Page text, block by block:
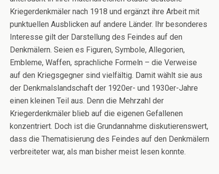
Kriegerdenkmäler nach 1918 und ergänzt ihre Arbeit mit
punktuellen Ausblicken auf andere Länder. Ihr besonderes
Interesse gilt der Darstellung des Feindes auf den
Denkmälern. Seien es Figuren, Symbole, Allegorien,
Embleme, Waffen, sprachliche Formeln – die Verweise
auf den Kriegsgegner sind vielfältig. Damit wählt sie aus
der Denkmalslandschaft der 1920er- und 1930er-Jahre
einen kleinen Teil aus. Denn die Mehrzahl der
Kriegerdenkmäler blieb auf die eigenen Gefallenen
konzentriert. Doch ist die Grundannahme diskutierenswert,
dass die Thematisierung des Feindes auf den Denkmälern
verbreiteter war, als man bisher meist lesen konnte.